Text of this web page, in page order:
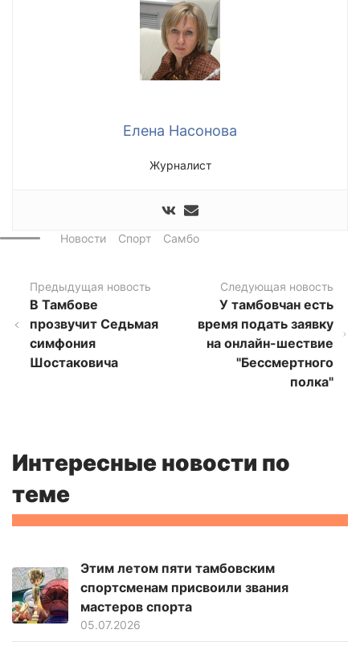
Елена Насонова
Журналист
Новости Спорт Самбо
Предыдущая новость
В Тамбове
прозвучит Седьмая
симфония
Шостаковича
Следующая новость
У тамбовчан есть
время подать заявку
на онлайн-шествие
"Бессмертного
полка"
Интересные новости по
теме
Этим летом пяти тамбовским
спортсменам присвоили звания
мастеров спорта
05.07.2026